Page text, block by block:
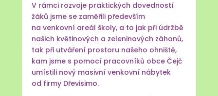
V rámci rozvoje praktických dovedností
žáků jsme se zaměřili především
na venkovní areál školy, a to jak při údržbě
našich květinových a zeleninových záhonů,
tak při utváření prostoru našeho ohniště,
kam jsme s pomocí pracovníků obce Čejč
umístili nový masivní venkovní nábytek
od firmy Dřevisimo.